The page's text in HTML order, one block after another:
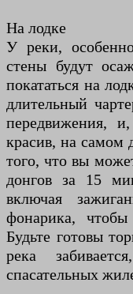
На лодке
У реки,
стены будут
покататься на
длительный
передвижения,
красив, на самом
того, что вы
донгов за 15
включая
фонарика,
Будьте готовы
река
спасательных